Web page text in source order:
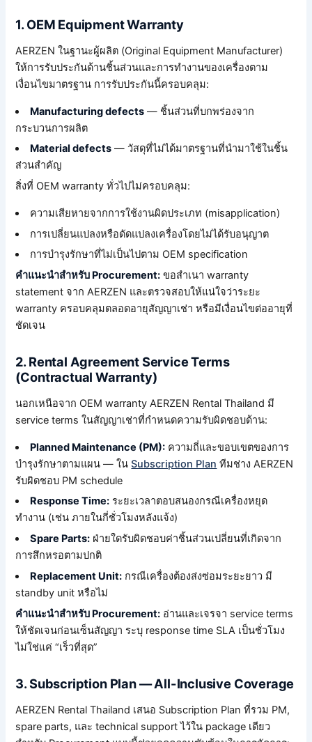
1. OEM Equipment Warranty
AERZEN ในฐานะผู้ผลิต (Original Equipment Manufacturer)
ให้การรับประกันด้านชิ้นส่วนและการทำงานของเครื่องตาม
เงื่อนไขมาตรฐาน การรับประกันนี้ครอบคลุม:
Manufacturing defects — ชิ้นส่วนที่บกพร่องจาก
กระบวนการผลิต
Material defects — วัสดุที่ไม่ได้มาตรฐานที่นำมาใช้ในชิ้น
ส่วนสำคัญ
สิ่งที่ OEM warranty ทั่วไปไม่ครอบคลุม:
ความเสียหายจากการใช้งานผิดประเภท (misapplication)
การเปลี่ยนแปลงหรือดัดแปลงเครื่องโดยไม่ได้รับอนุญาต
การบำรุงรักษาที่ไม่เป็นไปตาม OEM specification
คำแนะนำสำหรับ Procurement: ขอสำเนา warranty
statement จาก AERZEN และตรวจสอบให้แน่ใจว่าระยะ
warranty ครอบคลุมตลอดอายุสัญญาเช่า หรือมีเงื่อนไขต่ออายุที่
ชัดเจน
2. Rental Agreement Service Terms
(Contractual Warranty)
นอกเหนือจาก OEM warranty AERZEN Rental Thailand มี
service terms ในสัญญาเช่าที่กำหนดความรับผิดชอบด้าน:
Planned Maintenance (PM): ความถี่และขอบเขตของการ
บำรุงรักษาตามแผน — ในSubscription Plan ทีมช่าง AERZEN
รับผิดชอบ PM schedule
Response Time: ระยะเวลาตอบสนองกรณีเครื่องหยุด
ทำงาน (เช่น ภายในกี่ชั่วโมงหลังแจ้ง)
Spare Parts: ฝ่ายใดรับผิดชอบค่าชิ้นส่วนเปลี่ยนที่เกิดจาก
การสึกหรอตามปกติ
Replacement Unit: กรณีเครื่องต้องส่งซ่อมระยะยาว มี
standby unit หรือไม่
คำแนะนำสำหรับ Procurement: อ่านและเจรจา service terms
ให้ชัดเจนก่อนเซ็นสัญญา ระบุ response time SLA เป็นชั่วโมง
ไม่ใช่แค่ “เร็วที่สุด”
3. Subscription Plan — All-Inclusive Coverage
AERZEN Rental Thailand เสนอ Subscription Plan ที่รวม PM,
spare parts, และ technical support ไว้ใน package เดียว